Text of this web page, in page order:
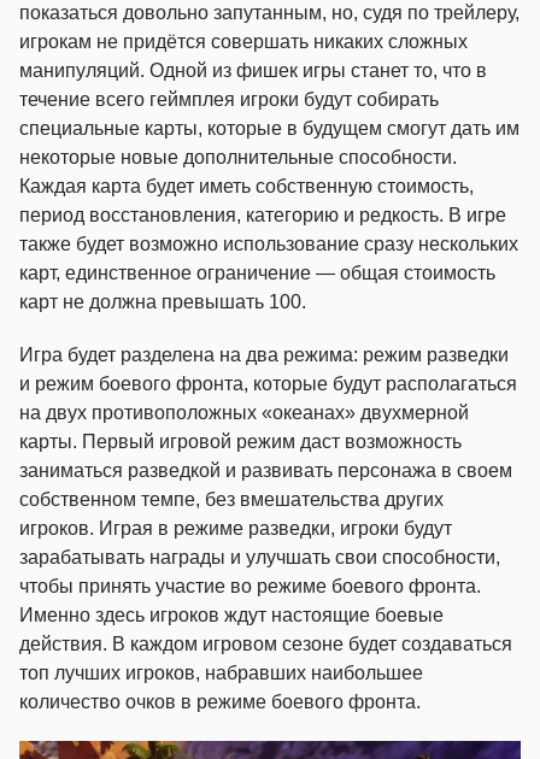
показаться довольно запутанным, но, судя по трейлеру,
игрокам не придётся совершать никаких сложных
манипуляций. Одной из фишек игры станет то, что в
течение всего геймплея игроки будут собирать
специальные карты, которые в будущем смогут дать им
некоторые новые дополнительные способности.
Каждая карта будет иметь собственную стоимость,
период восстановления, категорию и редкость. В игре
также будет возможно использование сразу нескольких
карт, единственное ограничение — общая стоимость
карт не должна превышать 100.
Игра будет разделена на два режима: режим разведки
и режим боевого фронта, которые будут располагаться
на двух противоположных «океанах» двухмерной
карты. Первый игровой режим даст возможность
заниматься разведкой и развивать персонажа в своем
собственном темпе, без вмешательства других
игроков. Играя в режиме разведки, игроки будут
зарабатывать награды и улучшать свои способности,
чтобы принять участие во режиме боевого фронта.
Именно здесь игроков ждут настоящие боевые
действия. В каждом игровом сезоне будет создаваться
топ лучших игроков, набравших наибольшее
количество очков в режиме боевого фронта.